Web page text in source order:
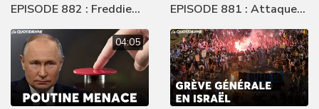
EPISODE 882 : Freddie
Owens
EPISODE 881 : Attaque
de frelons
04:05